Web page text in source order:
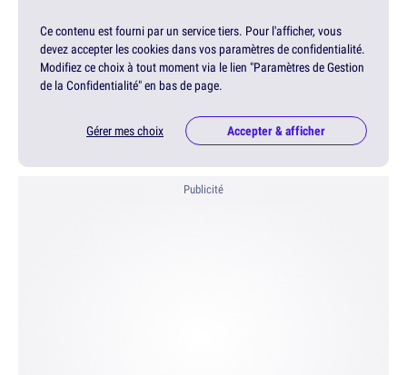
Ce contenu est fourni par un service tiers. Pour l'afficher, vous
devez accepter les cookies dans vos paramètres de confidentialité.
Modifiez ce choix à tout moment via le lien "Paramètres de Gestion
de la Confidentialité" en bas de page.
Gérer mes choix Accepter & afficher
Publicité